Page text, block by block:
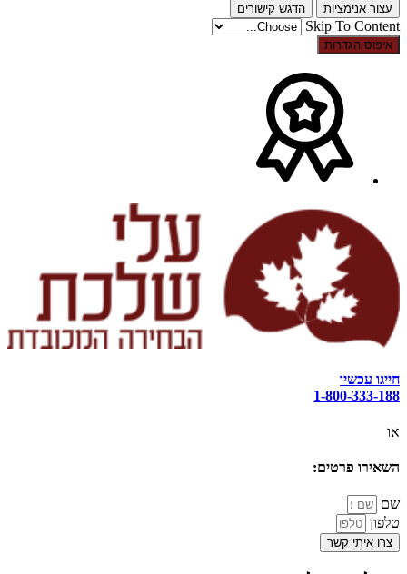
עצור אנימציות הדגש קישורים
Skip To Content
איפוס הגדרות
חייגו עכשיו
1-800-333-188
או
השאירו פרטים:
שם
טלפון
צרו איתי קשר